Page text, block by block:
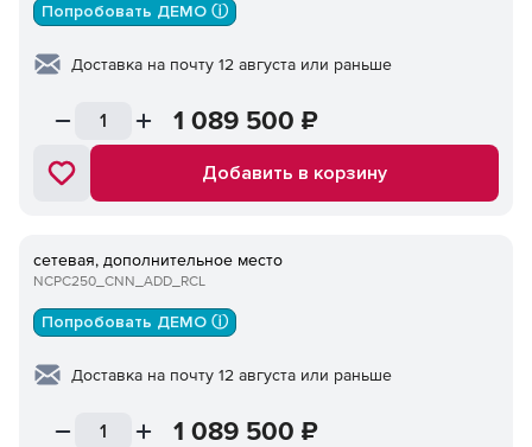
Попробовать ДЕМО ⓘ
Доставка на почту 12 августа или раньше
1 089 500 ₽
Добавить в корзину
сетевая, дополнительное место
NCPC250_CNN_ADD_RCL
Попробовать ДЕМО ⓘ
Доставка на почту 12 августа или раньше
1 089 500 ₽